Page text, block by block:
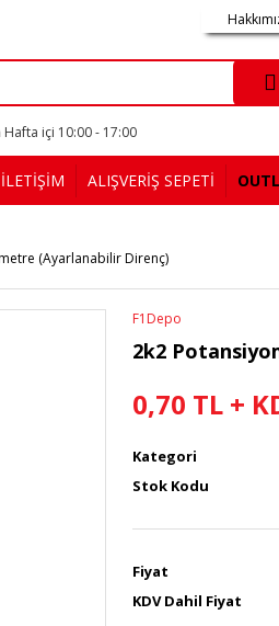
Hafta içi 10:00 - 17:00
İLETİŞİM ALIŞVERİŞ SEPETİ
(Ayarlanabilir Direnç)
F1Depo
2k2
0,70 TL +
Kategori
Stok Kodu
Fiyat
KDV Dahil Fiyat